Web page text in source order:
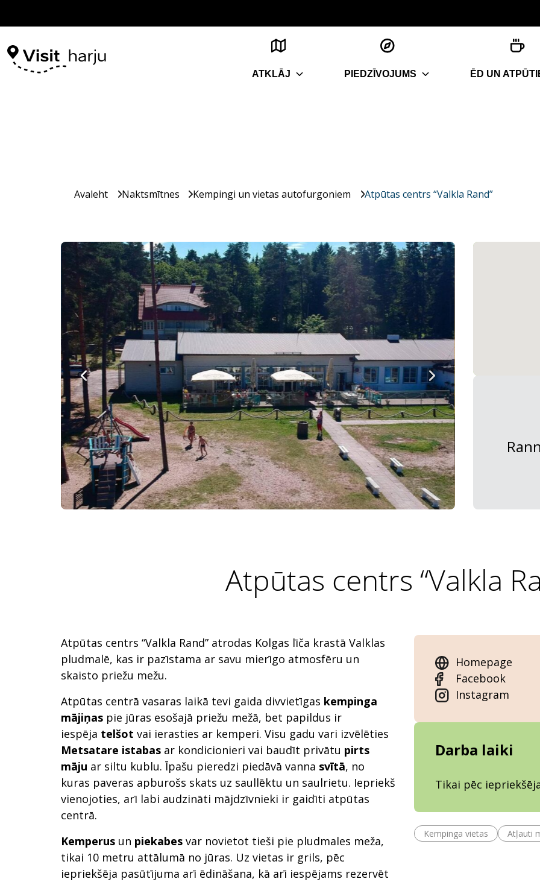
ATKLĀJ PIEDZĪVOJUMS ĒD UN
Avaleht Naktsmītnes Kempingi un vietas autofurgoniem Atpūtas centrs “Valkla Rand”
Atpūtas centrs “Valkla
Atpūtas centrs “Valkla Rand” atrodas Kolgas līča krastā Valklas
pludmalē, kas ir pazīstama ar savu mierīgo atmosfēru un
skaisto priežu mežu.
Atpūtas centrā vasaras laikā tevi gaida divvietīgas kempinga
mājiņas pie jūras esošajā priežu mežā, bet papildus ir
iespēja telšot vai ierasties ar kemperi. Visu gadu vari izvēlēties
Metsatare istabas ar kondicionieri vai baudīt privātu pirts
māju ar siltu kublu. Īpašu pieredzi piedāvā vanna svītā, no
kuras paveras apburošs skats uz saullēktu un saulrietu. Iepriekš
vienojoties, arī labi audzināti mājdzīvnieki ir gaidīti atpūtas
centrā.
Kemperus un piekabes var novietot tieši pie pludmales meža,
tikai 10 metru attālumā no jūras. Uz vietas ir grils, pēc
iepriekšēja pasūtījuma arī ēdināšana, kā arī iespējams rezervēt
Homepage
Facebook
Instagram
Darba laiki
Tikai pēc
Kempinga vietas Atļauti